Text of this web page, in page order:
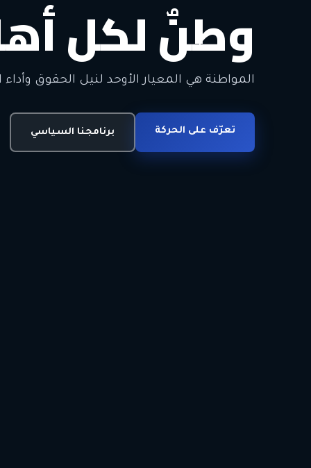
وطنٌ لكل
المواطنة هي المعيار الأوحد لنيل الحقوق وأداء
تعرّف على الحركة برنامجنا السياسي
معاً من أجل
الحرية • الوحدة • السلام • الديمقراطية
انضم للحركة اتصل بنا